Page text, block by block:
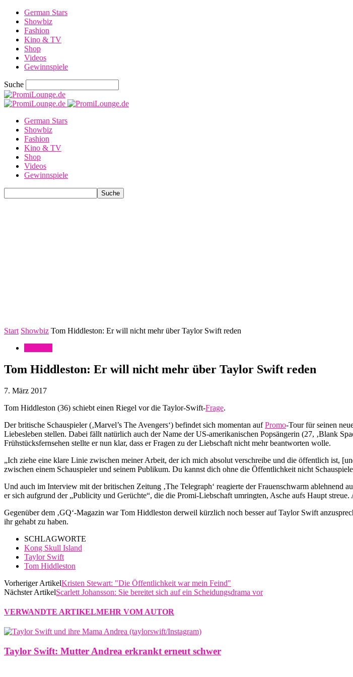
German Stars
Showbiz
Fashion
Kino & TV
Shop
Videos
Gewinnspiele
Suche
German Stars
Showbiz
Fashion
Kino & TV
Shop
Videos
Gewinnspiele
Start Showbiz Tom Hiddleston: Er will nicht mehr über Taylor Swift reden
Tom Hiddleston: Er will nicht mehr über Taylor Swift reden
7. März 2017
Tom Hiddleston (36) schiebt einen Riegel vor die Taylor-Swift-Frage.
Der britische Schauspieler (‚Marvel’s The Avengers‘) befindet sich momentan aufPromo-Tour für seinen
Liebesleben stellen. Dabei fällt natürlich auch der Name der US-amerikanischen Popsängerin (27, ‚Blank
Frühstücksfernsehen stellte er nun klar, dass er Fragen zu der Liebschaft nicht mehr beantworten wolle.
„Ich ziehe eine klare Linie zwischen meiner Arbeit, der ich mich absolut verschreibe und die öffentlich ist,
zwischen einem Schauspieler und seinem Publikum. Du kannst dich ohne die Öffentlichkeit nicht
Und auch im Interview mit der britischen Zeitung ‚The Telegraph‘ reagierte der Frauenschwarm ablehnend
er sich aufgrund der „Publicity und Gerüchte“, die die Promi-Liebschaft umringten, Asche aufs Haupt
Gegenüber dem ‚GQ‘-Magazin war Tom Hiddleston derweil kürzlich noch besser auf Taylor Swift
ihr gehabt zu haben.
SCHLAGWORTE
Kong Skull Island
Taylor Swift
Tom Hiddleston
Vorheriger ArtikelKristen Stewart: "Die Öffentlichkeit war mein Feind"
Nächster ArtikelScarlett Johansson: Sie bereitet sich auf ein Scheidungsdrama vor
VERWANDTE ARTIKELMEHR VOM AUTOR
Taylor Swift: Mutter Andrea erkrankt erneut schwer